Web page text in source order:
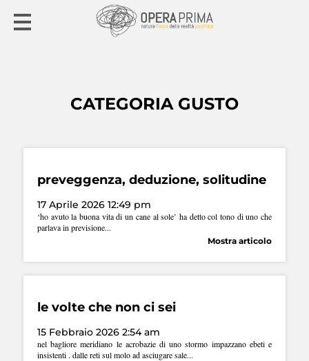
CATEGORIA GUSTO
preveggenza, deduzione, solitudine
17 Aprile 2026 12:49 pm
‘ho avuto la buona vita di un cane al sole’ ha detto col tono di uno che
parlava in previsione...
Mostra articolo
le volte che non ci sei
15 Febbraio 2026 2:54 am
nel bagliore meridiano le acrobazie di uno stormo impazzano ebeti e
insistenti . dalle reti sul molo ad asciugare sale...